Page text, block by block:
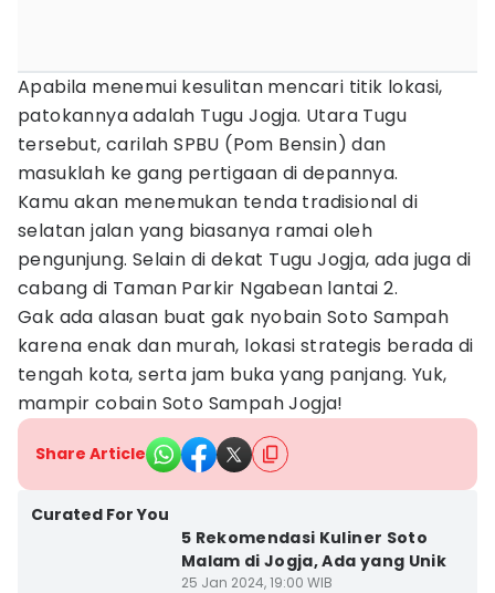
Apabila menemui kesulitan mencari titik lokasi,
patokannya adalah Tugu Jogja. Utara Tugu
tersebut, carilah SPBU (Pom Bensin) dan
masuklah ke gang pertigaan di depannya.
Kamu akan menemukan tenda tradisional di
selatan jalan yang biasanya ramai oleh
pengunjung. Selain di dekat Tugu Jogja, ada juga di
cabang di Taman Parkir Ngabean lantai 2.
Gak ada alasan buat gak nyobain Soto Sampah
karena enak dan murah, lokasi strategis berada di
tengah kota, serta jam buka yang panjang. Yuk,
mampir cobain Soto Sampah Jogja!
Share Article
Curated For You
5 Rekomendasi Kuliner Soto
Malam di Jogja, Ada yang Unik
25 Jan 2024, 19:00 WIB